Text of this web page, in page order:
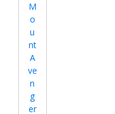
M
o
u
nt
A
ve
n
g
er